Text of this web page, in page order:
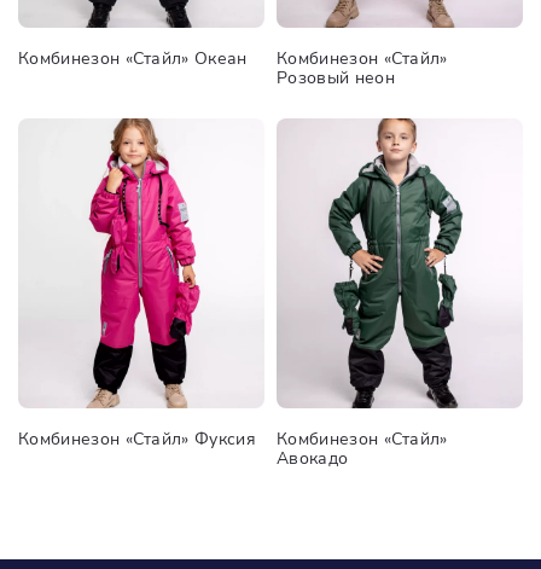
Комбинезон «Стайл» Океан
Комбинезон «Стайл»
Розовый неон
Комбинезон «Стайл» Фуксия
Комбинезон «Стайл»
Авокадо